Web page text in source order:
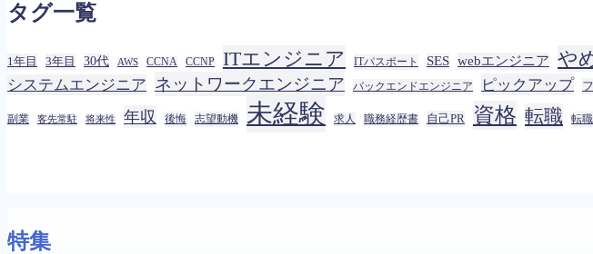
タグ一覧
1年目 3年目 30代 AWS CCNA CCNP ITエンジニア ITパスポート SES webエンジニア や
システムエンジニア ネットワークエンジニア バックエンドエンジニア ピックアップ
副業 客先常駐 将来性 年収 後悔 志望動機 未経験 求人 職務経歴書 自己PR 資格 転職 転
特集